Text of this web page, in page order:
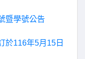
暨學號公告
於116年5月15日